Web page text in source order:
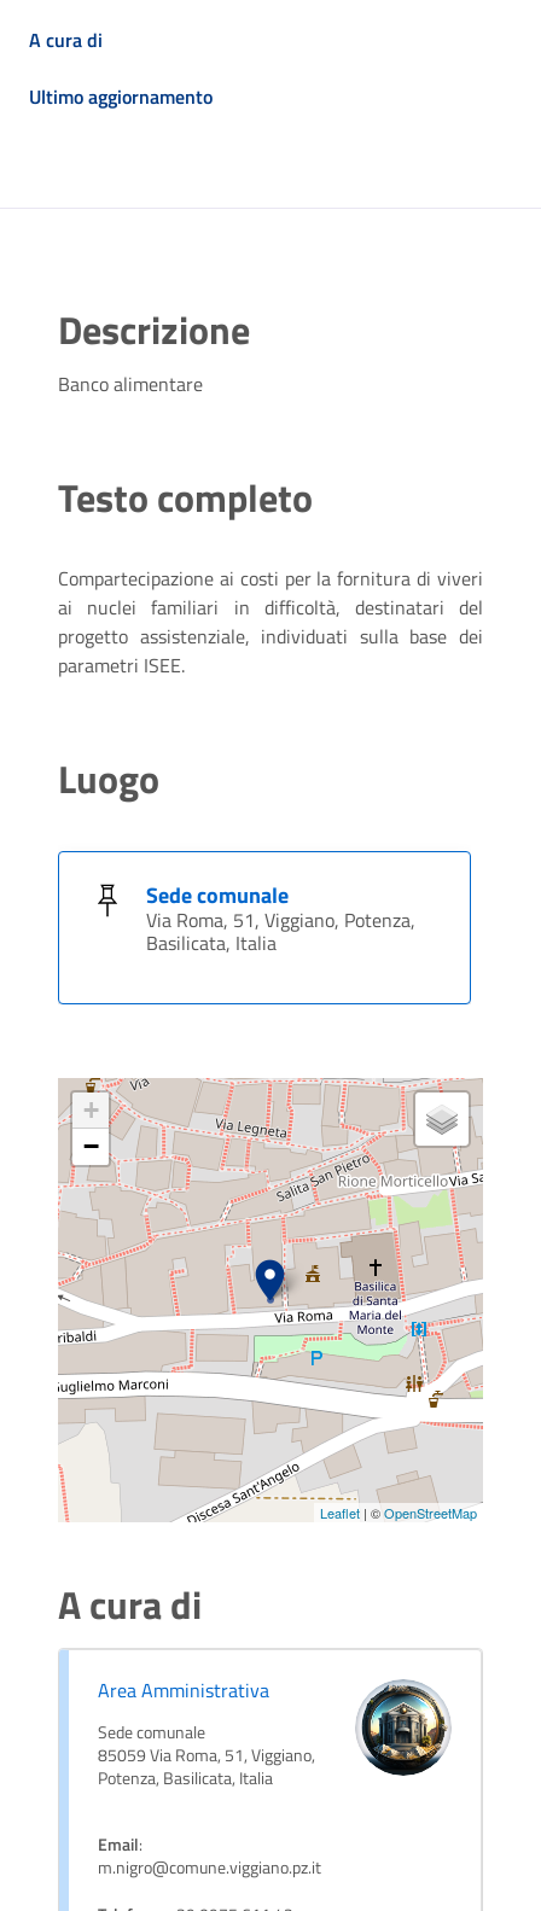
A cura di
Ultimo aggiornamento
Descrizione
Banco alimentare
Testo completo
Compartecipazione ai costi per la fornitura di viveri
ai nuclei familiari in difficoltà, destinatari del
progetto assistenziale, individuati sulla base dei
parametri ISEE.
Luogo
Sede comunale
Via Roma, 51, Viggiano, Potenza,
Basilicata, Italia
+
−
Leaflet | ©OpenStreetMap
A cura di
Area Amministrativa
Sede comunale
85059 Via Roma, 51, Viggiano,
Potenza, Basilicata, Italia
Email:
m.nigro@comune.viggiano.pz.it